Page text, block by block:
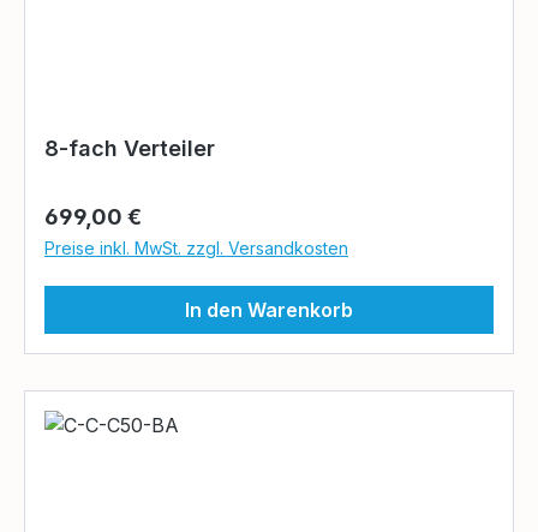
8-fach Verteiler
Regulärer Preis:
699,00 €
Preise inkl. MwSt. zzgl. Versandkosten
In den Warenkorb